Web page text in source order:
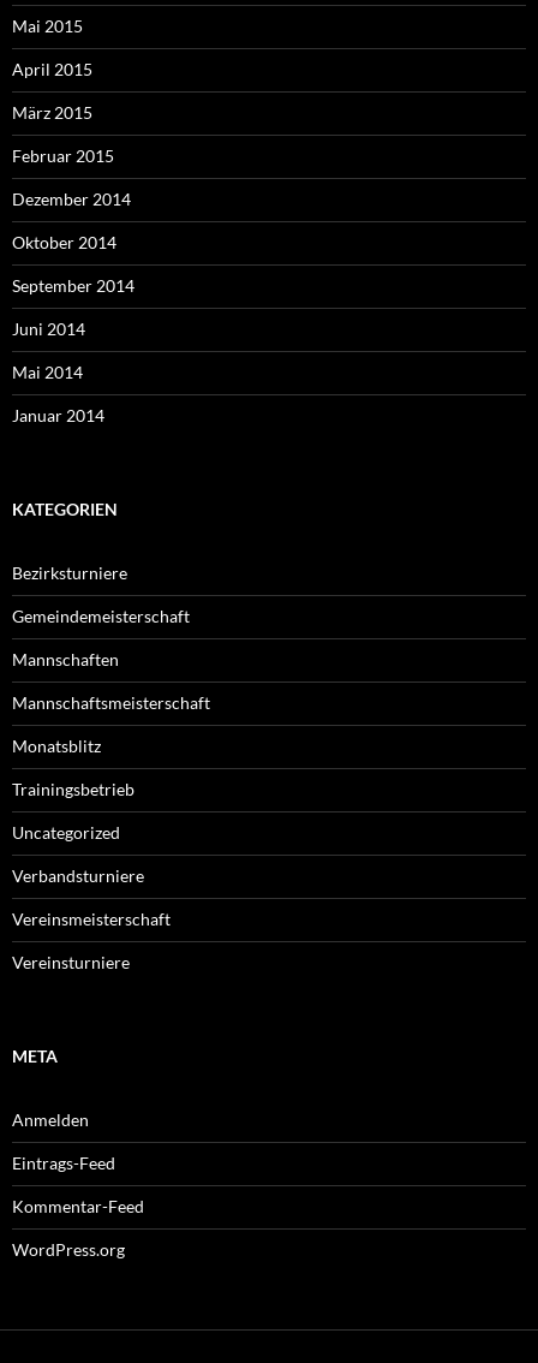
Mai 2015
April 2015
März 2015
Februar 2015
Dezember 2014
Oktober 2014
September 2014
Juni 2014
Mai 2014
Januar 2014
KATEGORIEN
Bezirksturniere
Gemeindemeisterschaft
Mannschaften
Mannschaftsmeisterschaft
Monatsblitz
Trainingsbetrieb
Uncategorized
Verbandsturniere
Vereinsmeisterschaft
Vereinsturniere
META
Anmelden
Eintrags-Feed
Kommentar-Feed
WordPress.org